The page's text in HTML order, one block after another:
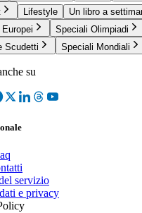
Lifestyle
Un libro a
Speciali Olimpiadi
Scudetti
Speciali Mondiali
su
servizio
e privacy